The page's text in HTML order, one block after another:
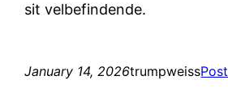
sit velbefindende.
January 14, 2026trumpweissPost